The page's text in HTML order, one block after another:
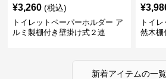
¥3,260 (税込)
トイレットペーパーホルダー ア
ルミ製棚付き壁掛け式２連
¥
トイ
然木棚
新着アイテムの一